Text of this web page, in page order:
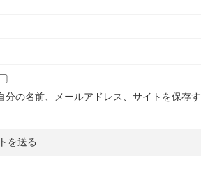
の名前、メールアドレス、サイトを保存す